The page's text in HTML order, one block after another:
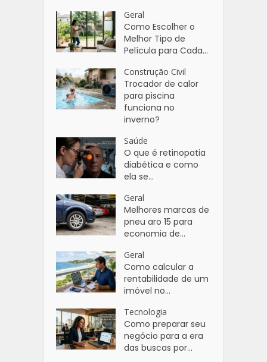
Geral
Como Escolher o
Melhor Tipo de
Película para Cada...
Construção Civil
Trocador de calor
para piscina
funciona no
inverno?
Saúde
O que é retinopatia
diabética e como
ela se...
Geral
Melhores marcas de
pneu aro 15 para
economia de...
Geral
Como calcular a
rentabilidade de um
imóvel no...
Tecnologia
Como preparar seu
negócio para a era
das buscas por...